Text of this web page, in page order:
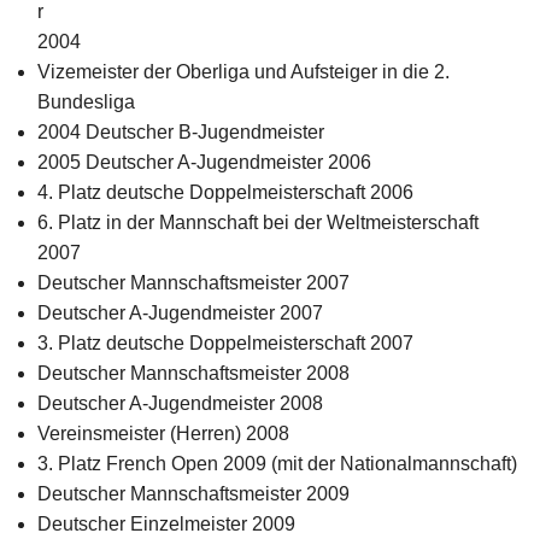
r
2004
Vizemeister der Oberliga und Aufsteiger in die 2.
Bundesliga
2004 Deutscher B-Jugendmeister
2005 Deutscher A-Jugendmeister 2006
4. Platz deutsche Doppelmeisterschaft 2006
6. Platz in der Mannschaft bei der Weltmeisterschaft
2007
Deutscher Mannschaftsmeister 2007
Deutscher A-Jugendmeister 2007
3. Platz deutsche Doppelmeisterschaft 2007
Deutscher Mannschaftsmeister 2008
Deutscher A-Jugendmeister 2008
Vereinsmeister (Herren) 2008
3. Platz French Open 2009 (mit der Nationalmannschaft)
Deutscher Mannschaftsmeister 2009
Deutscher Einzelmeister 2009